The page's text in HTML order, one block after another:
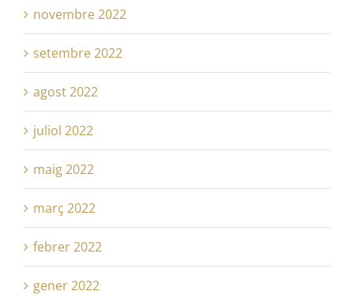
novembre 2022
setembre 2022
agost 2022
juliol 2022
maig 2022
març 2022
febrer 2022
gener 2022